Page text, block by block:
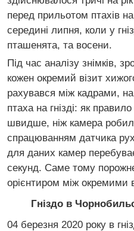
перед прильотом птахів
середині липня, коли у
пташенята, та восени.
Під час аналізу знімків,
кожен окремий візит
рахувався між кадрами,
птаха на гнізді: як
швидше, ніж камера
спрацюванням датчика
для даних камер
секунд. Саме тому
орієнтиром між окремими
Гніздо в
04 березня 2020 року в